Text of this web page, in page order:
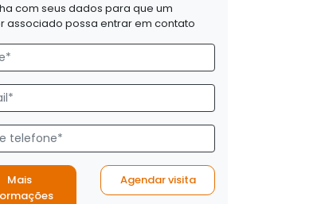
com seus dados para que um
associado possa entrar em contato
Mais
Agendar visita